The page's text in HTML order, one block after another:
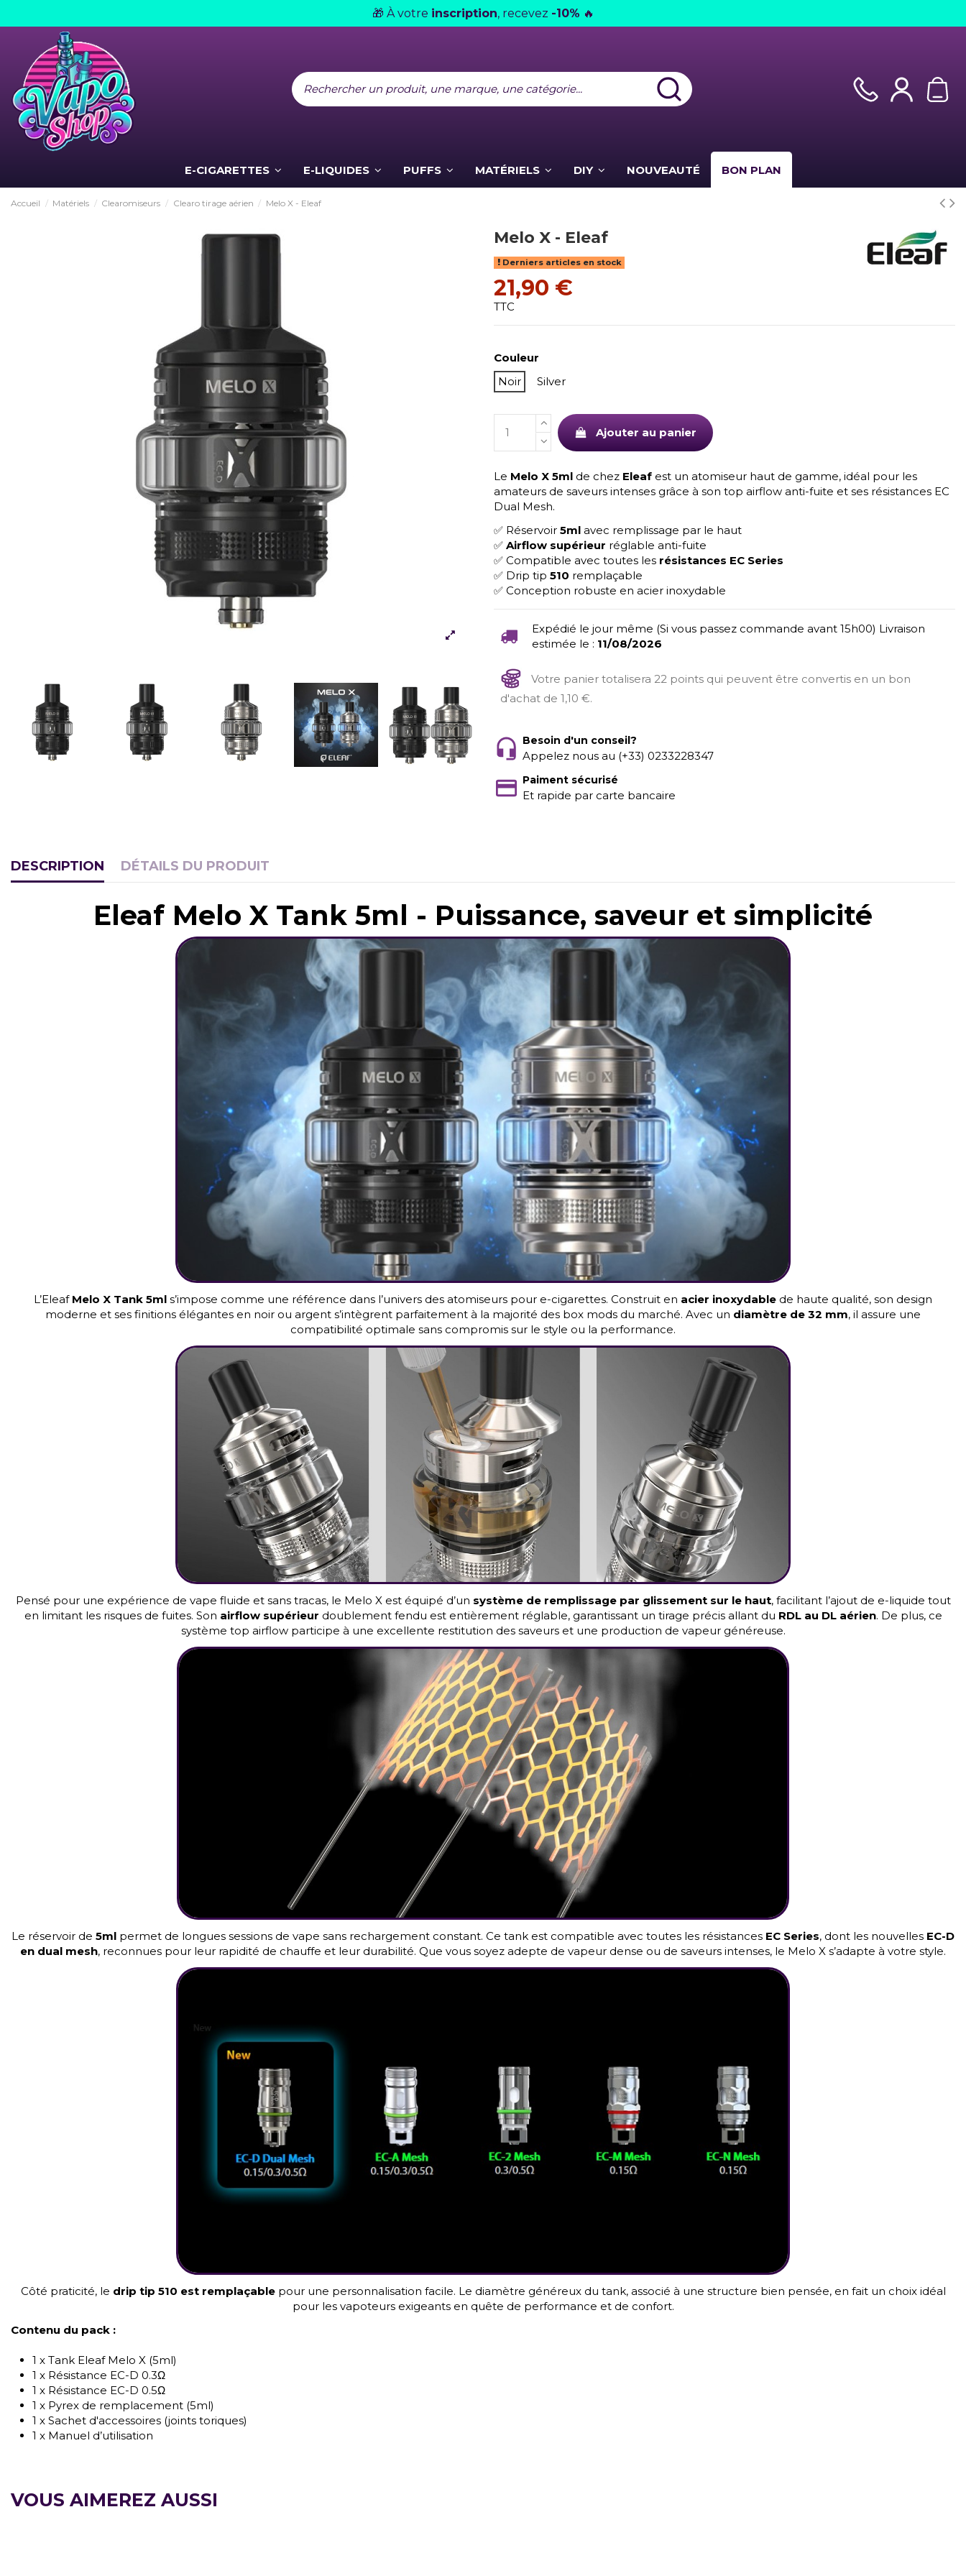
🎁 À votre inscription, recevez -10% 🔥
E-CIGARETTES E-LIQUIDES PUFFS MATÉRIELS DIY NOUVEAUTÉ BON PLAN
Accueil Matériels Clearomiseurs Clearo tirage aérien Melo X - Eleaf
Melo X - Eleaf
Derniers articles en stock
21,90 €
TTC
Couleur
Noir
Silver
Ajouter au panier
Le Melo X 5ml de chez Eleaf est un atomiseur haut de gamme, idéal pour les
amateurs de saveurs intenses grâce à son top airflow anti-fuite et ses résistances EC
Dual Mesh.
✅ Réservoir 5ml avec remplissage par le haut
✅ Airflow supérieur réglable anti-fuite
✅ Compatible avec toutes les résistances EC Series
✅ Drip tip 510 remplaçable
✅ Conception robuste en acier inoxydable
Expédié le jour même (Si vous passez commande avant 15h00) Livraison
estimée le : 11/08/2026
Votre panier totalisera 22 points qui peuvent être convertis en un bon
d'achat de 1,10 €.
Besoin d'un conseil?
Appelez nous au (+33) 0233228347
Paiment sécurisé
Et rapide par carte bancaire
DESCRIPTION DÉTAILS DU PRODUIT
Eleaf Melo X Tank 5ml - Puissance, saveur et simplicité
L’Eleaf Melo X Tank 5ml s’impose comme une référence dans l’univers des atomiseurs pour e-cigarettes. Construit en acier inoxydable de haute qualité, son design
moderne et ses finitions élégantes en noir ou argent s’intègrent parfaitement à la majorité des box mods du marché. Avec un diamètre de 32 mm, il assure une
compatibilité optimale sans compromis sur le style ou la performance.
Pensé pour une expérience de vape fluide et sans tracas, le Melo X est équipé d’un système de remplissage par glissement sur le haut, facilitant l’ajout de e-liquide tout
en limitant les risques de fuites. Son airflow supérieur doublement fendu est entièrement réglable, garantissant un tirage précis allant du RDL au DL aérien. De plus, ce
système top airflow participe à une excellente restitution des saveurs et une production de vapeur généreuse.
Le réservoir de 5ml permet de longues sessions de vape sans rechargement constant. Ce tank est compatible avec toutes les résistances EC Series, dont les nouvelles EC-D
en dual mesh, reconnues pour leur rapidité de chauffe et leur durabilité. Que vous soyez adepte de vapeur dense ou de saveurs intenses, le Melo X s’adapte à votre style.
Côté praticité, le drip tip 510 est remplaçablepour une personnalisation facile. Le diamètre généreux du tank, associé à une structure bien pensée, en fait un choix idéal
pour les vapoteurs exigeants en quête de performance et de confort.
Contenu du pack :
1 x Tank Eleaf Melo X (5ml)
1 x Résistance EC-D 0.3Ω
1 x Résistance EC-D 0.5Ω
1 x Pyrex de remplacement (5ml)
1 x Sachet d'accessoires (joints toriques)
1 x Manuel d’utilisation
VOUS AIMEREZ AUSSI